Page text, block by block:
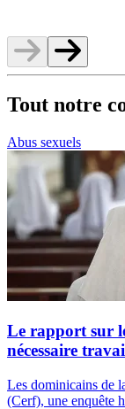
Tout notre
Abus sexuels
Le rapport sur
nécessaire
Les dominicains de
(Cerf), une enquête